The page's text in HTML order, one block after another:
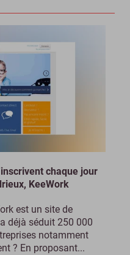
chaque jour
KeeWork
est un site de
déjà séduit 250 000
notamment
? En proposant...